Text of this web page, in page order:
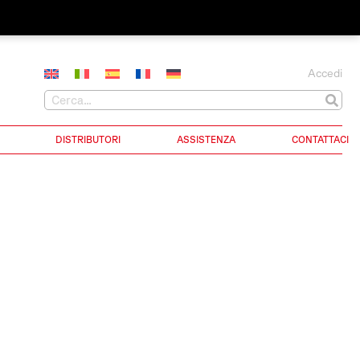
Accedi
DISTRIBUTORI ASSISTENZA CONTATTACI